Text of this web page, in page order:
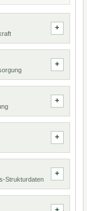
Strukturdaten